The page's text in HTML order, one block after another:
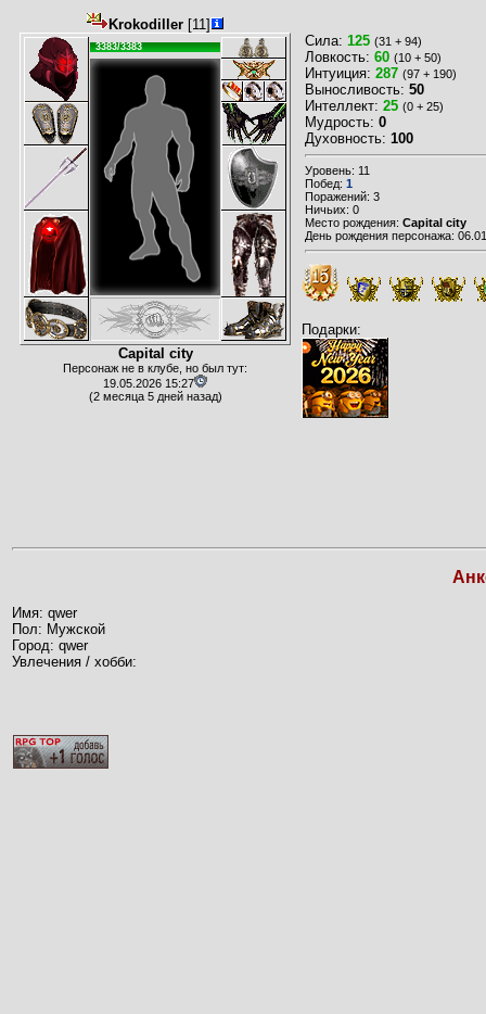
Krokodiller [11]
3383/3383
Capital city
Персонаж не в клубе, но был тут:
19.05.2026 15:27
(2 месяца 5 дней назад)
Сила: 125 (31 + 94)
Ловкость: 60 (10 + 50)
Интуиция: 287 (97 + 190)
Выносливость: 50
Интеллект: 25 (0 + 25)
Мудрость: 0
Духовность: 100
Уровень: 11
Побед: 1
Поражений: 3
Ничьих: 0
Место рождения: Capital city
День рождения персонажа:
Подарки:
Имя: qwer
Пол: Мужской
Город: qwer
Увлечения / хобби: